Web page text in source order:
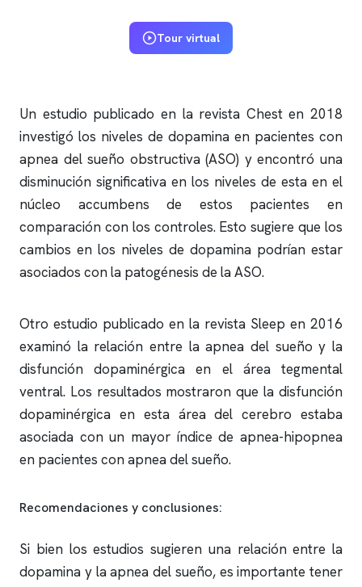
Tour virtual
Un estudio publicado en la revista Chest en 2018
investigó los niveles de dopamina en pacientes con
apnea del sueño obstructiva (ASO) y encontró una
disminución significativa en los niveles de esta en el
núcleo accumbens de estos pacientes en
comparación con los controles. Esto sugiere que los
cambios en los niveles de dopamina podrían estar
asociados con la patogénesis de la ASO.
Otro estudio publicado en la revista Sleep en 2016
examinó la relación entre laapnea del sueño y la
disfunción dopaminérgica en el área tegmental
ventral. Los resultados mostraron que la disfunción
dopaminérgica en esta área del cerebro estaba
asociada con un mayor índice de apnea-hipopnea
en pacientes conapnea del sueño.
Recomendaciones y conclusiones:
Si bien los estudios sugieren una relación entre la
dopamina y laapnea del sueño, es importante tener